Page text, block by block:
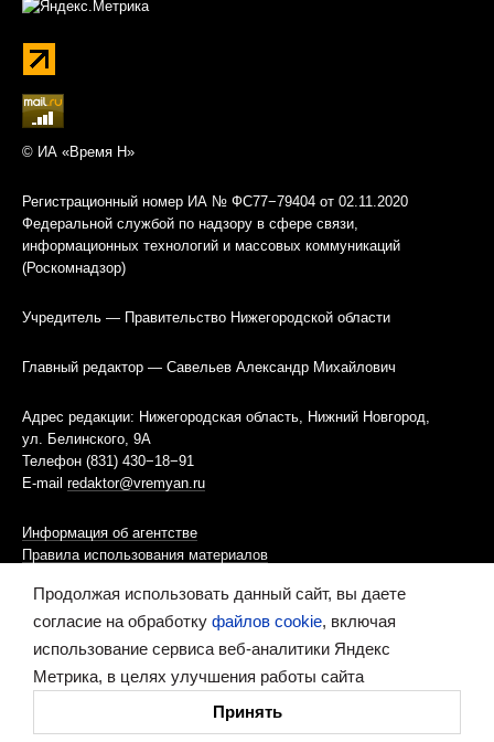
© ИА «Время Н»
Регистрационный номер ИА № ФС77−79404 от 02.11.2020
Федеральной службой по надзору в сфере связи,
информационных технологий и массовых коммуникаций
(Роскомнадзор)
Учредитель — Правительство Нижегородской области
Главный редактор — Савельев Александр Михайлович
Адрес редакции: Нижегородская область, Нижний Новгород,
ул. Белинского, 9А
Телефон (831) 430−18−91
E-mail redaktor@vremyan.ru
Информация об агентстве
Правила использования материалов
Информационная политика использования «cookies»-файлов
Ресурс содержит материалы 16+
Продолжая использовать данный сайт, вы даете
согласие на обработку файлов cookie, включая
использование сервиса веб-аналитики Яндекс
Метрика, в целях улучшения работы сайта
Принять